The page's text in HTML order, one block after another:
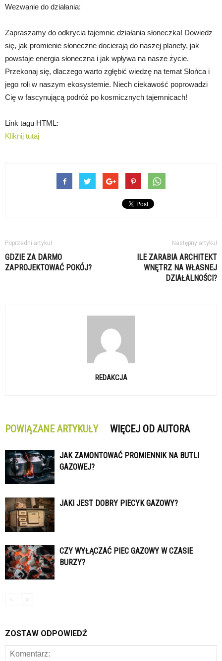
Wezwanie do działania:
Zapraszamy do odkrycia tajemnic działania słoneczka! Dowiedz
się, jak promienie słoneczne docierają do naszej planety, jak
powstaje energia słoneczna i jak wpływa na nasze życie.
Przekonaj się, dlaczego warto zgłębić wiedzę na temat Słońca i
jego roli w naszym ekosystemie. Niech ciekawość poprowadzi
Cię w fascynującą podróż po kosmicznych tajemnicach!
Link tagu HTML:
Kliknij tutaj
Poprzedni artykuł
GDZIE ZA DARMO
ZAPROJEKTOWAĆ POKÓJ?
Następny artykuł
ILE ZARABIA ARCHITEKT
WNĘTRZ NA WŁASNEJ
DZIAŁALNOŚCI?
REDAKCJA
POWIĄZANE ARTYKUŁY WIĘCEJ OD AUTORA
JAK ZAMONTOWAĆ PROMIENNIK NA BUTLI
GAZOWEJ?
JAKI JEST DOBRY PIECYK GAZOWY?
CZY WYŁĄCZAĆ PIEC GAZOWY W CZASIE
BURZY?
ZOSTAW ODPOWIEDŹ